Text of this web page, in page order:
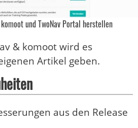
und TwoNav Portal herstellen
& komoot wird es
Artikel geben.
aus den Release